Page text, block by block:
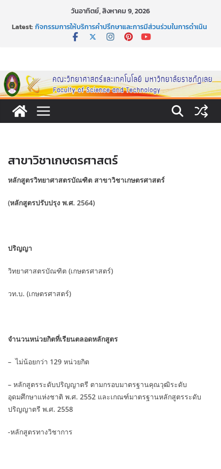
วันอาทิตย์, สิงหาคม 9, 2026
Latest:กิจกรรมการให้บริการคำปรึกษาและการมีส่วนร่วมในการดำเนิน
งานของคณะวิทยาศาสตร์และเทคโนโลยี
วิทยาศาสตร์และเทคโนโลยี ภาคปกติ ประจำปีการศึกษา 2569
ขอเชิญชวนประชาชนทุกคน ร่วมลงนามออนไลน์ “ลด ละ เลิก
เหล้า” ประจำปี พ.ศ. 2569
ประกาศสัปดาห์วิทยาศาสตร์แห่งชาติ ประจำปี 2569
สาขาวิชาเกษตรศาสตร์
หลักสูตรวิทยาศาสตรบัณฑิต สาขาวิชาเกษตรศาสตร์
(หลักสูตรปรับปรุง พ.ศ. 2564)
ปริญญา
วิทยาศาสตรบัณฑิต (เกษตรศาสตร์)
วท.บ. (เกษตรศาสตร์)
จำนวนหน่วยกิตที่เรียนตลอดหลักสูตร
– ไม่น้อยกว่า 129 หน่วยกิต
– หลักสูตรระดับปริญญาตรี ตามกรอบมาตรฐานคุณวุฒิระดับ
อุดมศึกษาแห่งชาติ พ.ศ. 2552 และเกณฑ์มาตรฐานหลักสูตรระดับ
ปริญญาตรี พ.ศ. 2558
-หลักสูตรทางวิชาการ